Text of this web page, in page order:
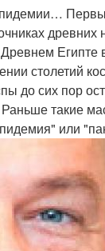
Египте
столетий
до сих пор
такие
или